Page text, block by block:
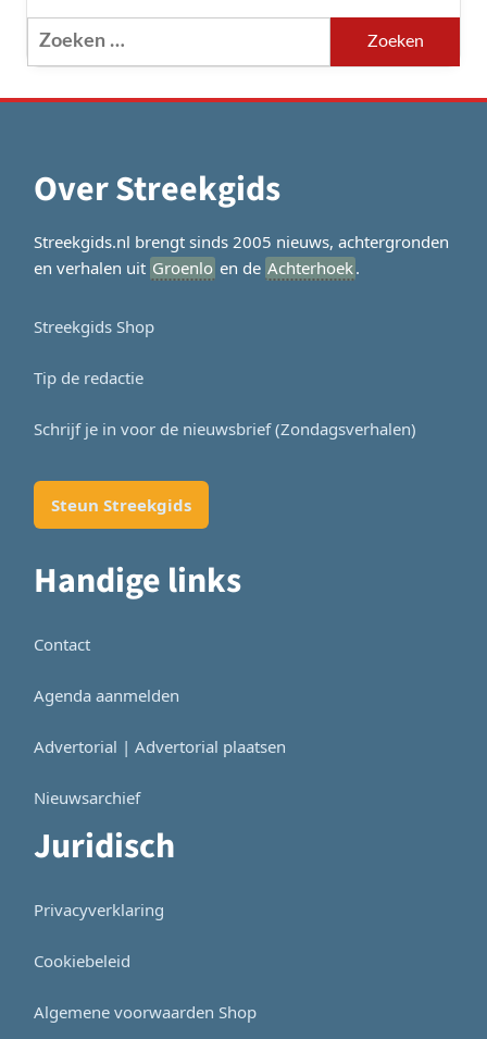
Zoeken
naar:
Over Streekgids
Streekgids.nl brengt sinds 2005 nieuws, achtergronden
en verhalen uit Groenlo en de Achterhoek.
Streekgids Shop
Tip de redactie
Schrijf je in voor de nieuwsbrief (Zondagsverhalen)
Steun Streekgids
Handige links
Contact
Agenda aanmelden
Advertorial | Advertorial plaatsen
Nieuwsarchief
Juridisch
Privacyverklaring
Cookiebeleid
Algemene voorwaarden Shop